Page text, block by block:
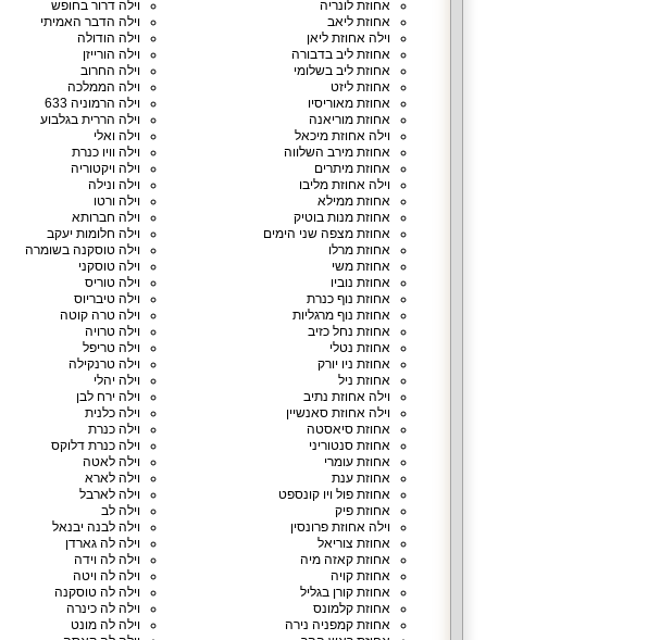
אחוזת לונריה
אחוזת ליאב
וילה אחוזת ליאן
אחוזת ליב בדבורה
אחוזת ליב בשלומי
אחוזת ליזט
אחוזת מאוריסיו
אחוזת מוריאנה
וילה אחוזת מיכאל
אחוזת מירב השלווה
אחוזת מיתרים
וילה אחוזת מליבו
אחוזת ממילא
אחוזת מנות בוטיק
אחוזת מצפה שני הימים
אחוזת מרלו
אחוזת משי
אחוזת נוביו
אחוזת נוף כנרת
אחוזת נוף מרגליות
אחוזת נחל כזיב
אחוזת נטלי
אחוזת ניו יורק
אחוזת ניל
וילה אחוזת נתיב
וילה אחוזת סאנשיין
אחוזת סיאסטה
אחוזת סנטוריני
אחוזת עומרי
אחוזת ענת
אחוזת פול ויו קונספט
אחוזת פיק
וילה אחוזת פרונסין
אחוזת צוריאל
אחוזת קאזה מיה
אחוזת קויה
אחוזת קורן בגליל
אחוזת קלמונס
אחוזת קמפניה נירה
וילה דרור בחופש
וילה הדבר האמיתי
וילה הודולה
וילה הורייזן
וילה החרוב
וילה הממלכה
וילה הרמוניה 633
וילה הררית בגלבוע
וילה ואלי
וילה וויו כנרת
וילה ויקטוריה
וילה ונילה
וילה ורטו
וילה חברותא
וילה חלומות יעקב
וילה טוסקנה בשומרה
וילה טוסקני
וילה טוריס
וילה טיבריוס
וילה טרה קוטה
וילה טרויה
וילה טריפל
וילה טרנקילה
וילה יהלי
וילה ירח לבן
וילה כלנית
וילה כנרת
וילה כנרת דלוקס
וילה לאטה
וילה לארא
וילה לארבל
וילה לב
וילה לבנה יבנאל
וילה לה גארדן
וילה לה וידה
וילה לה ויטה
וילה לה טוסקנה
וילה לה כינרה
וילה לה מונט